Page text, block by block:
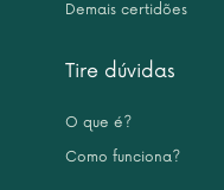
Demais certidões
Tire dúvidas
O que é?
Como funciona?